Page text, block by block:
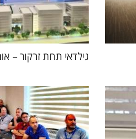
גילדאי תחת זרקור –